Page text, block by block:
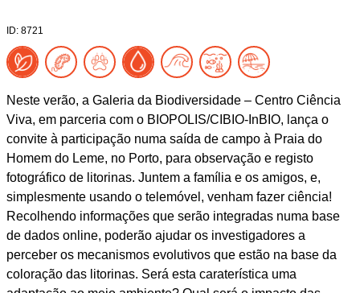
ID: 8721
Neste verão, a Galeria da Biodiversidade – Centro Ciência
Viva, em parceria com o BIOPOLIS/CIBIO-InBIO, lança o
convite à participação numa saída de campo à Praia do
Homem do Leme, no Porto, para observação e registo
fotográfico de litorinas. Juntem a família e os amigos, e,
simplesmente usando o telemóvel, venham fazer ciência!
Recolhendo informações que serão integradas numa base
de dados online, poderão ajudar os investigadores a
perceber os mecanismos evolutivos que estão na base da
coloração das litorinas. Será esta caraterística uma